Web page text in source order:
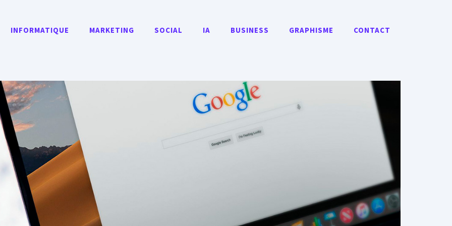
INFORMATIQUE MARKETING SOCIAL IA BUSINESS GRAPHISME CONTACT